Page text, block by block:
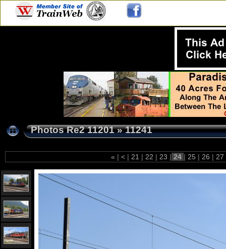
Photos Re2 11201»11241
« | < | 21 | 22 | 23 | 24 | 25 | 26 | 27